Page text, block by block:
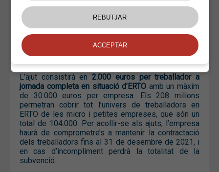
Ajuts per a petites i micro empreses en ERTO
dirigides a mantenir els llocs de treball
menys de 50 treballadors amb una facturació de fins
a 10 milions d’euros anuals que tinguin treballadors
L’ajut consistirà en2.000 euros per treballador a
jornada completa en situació d’ERTO amb un màxim
de 30.000 euros per empresa. Els 208 milions
permetran cobrir tot l’univers de treballadors en
ERTO de les micro i petites empreses, que són un
total de 104.000. Per acollir-se als ajuts, l’empresa
haurà de comprometre’s a mantenir la contractació
dels treballadors fins al 31 de desembre de 2021, i
en cas d’incompliment perdrà la totalitat de la
subvenció.